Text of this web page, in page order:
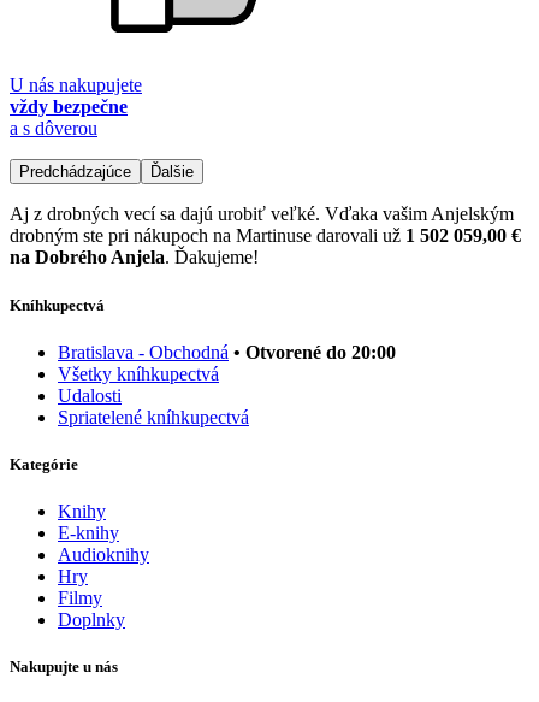
U nás nakupujete
vždy bezpečne
a s dôverou
Predchádzajúce Ďalšie
Aj z drobných vecí sa dajú urobiť veľké. Vďaka vašim Anjelským
drobným ste pri nákupoch na Martinuse darovali už 1 502 059,00 €
na Dobrého Anjela. Ďakujeme!
Kníhkupectvá
Bratislava - Obchodná • Otvorené do 20:00
Všetky kníhkupectvá
Udalosti
Spriatelené kníhkupectvá
Kategórie
Knihy
E-knihy
Audioknihy
Hry
Filmy
Doplnky
Nakupujte u nás